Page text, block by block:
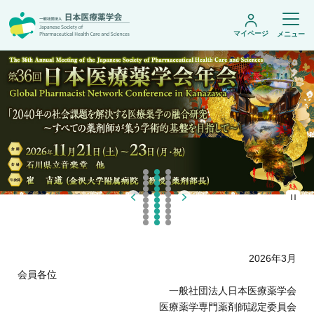
日本医療薬学会について
会頭挨拶
設立趣旨・活動概要
沿革・あゆみ
組織・名簿
薬剤師業務に関する情報提供
学術集会・セミナー
開催予定のイベント一覧
年会
医療薬学公開シンポジウム
フレッシャーズ・カンファランス
がん専門薬剤師集中教育講座
がん専門薬剤師全体会議
がん専門薬剤師アドバンスト研修会
学術誌・書籍
医療薬学専門薬剤師制度
調査研究・学会賞・海外研修
マイページ メニュー
2026年3月
会員各位
一般社団法人日本医療薬学会
医療薬学専門薬剤師認定委員会